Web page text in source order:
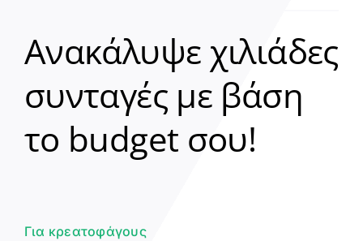
Ανακάλυψε χιλιάδες
συνταγές με βάση
το budget σου!
Για κρεατοφάγους